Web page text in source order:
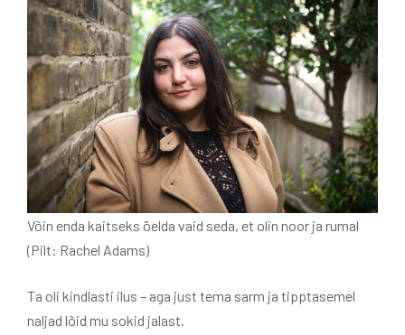
Võin enda kaitseks öelda vaid seda, et olin noor ja rumal
(Pilt: Rachel Adams)
Ta oli kindlasti ilus – aga just tema sarm ja tipptasemel
naljad lõid mu sokid jalast.